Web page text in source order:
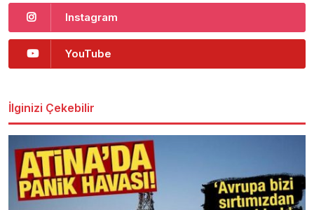
Instagram
YouTube
İlginizi Çekebilir